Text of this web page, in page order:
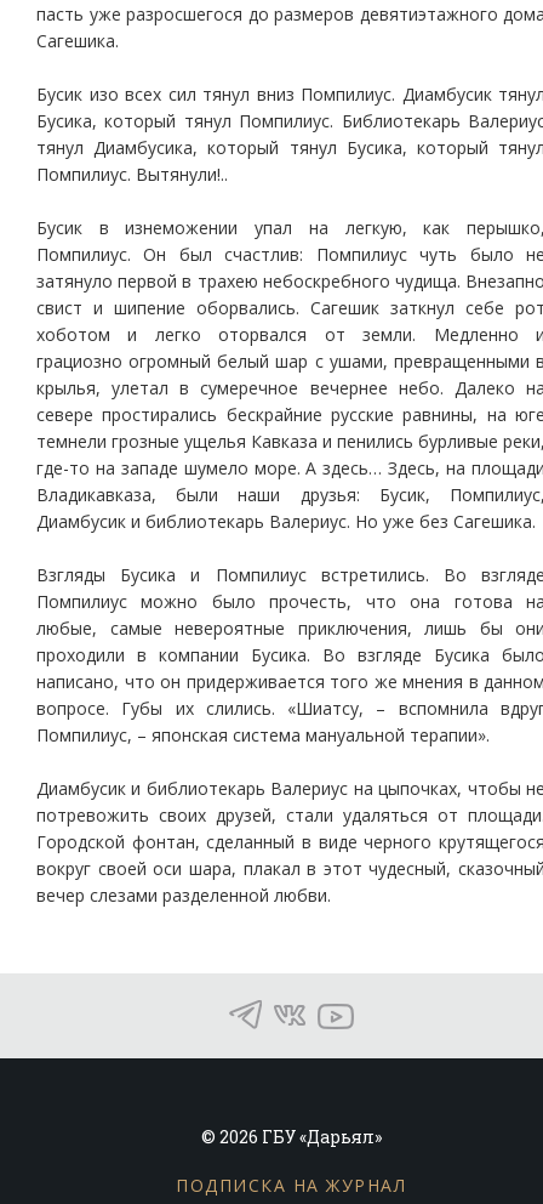
пасть уже разросшегося до размеров девятиэтажного
Сагешика.
Бусик изо всех сил тянул вниз Помпилиус. Диамбусик
Бусика, который тянул Помпилиус. Библиотекарь
тянул Диамбусика, который тянул Бусика, который
Помпилиус. Вытянули!..
Бусик в изнеможении упал на легкую, как
Помпилиус. Он был счастлив: Помпилиус чуть было
затянуло первой в трахею небоскребного чудища.
свист и шипение оборвались. Сагешик заткнул себе
хоботом и легко оторвался от земли. Медленно
грациозно огромный белый шар с ушами, превращенными
крылья, улетал в сумеречное вечернее небо. Далеко
севере простирались бескрайние русские равнины, на
темнели грозные ущелья Кавказа и пенились бурливые
где-то на западе шумело море. А здесь… Здесь, на
Владикавказа, были наши друзья: Бусик,
Диамбусик и библиотекарь Валериус. Но уже без Сагешика.
Взгляды Бусика и Помпилиус встретились. Во
Помпилиус можно было прочесть, что она готова
любые, самые невероятные приключения, лишь бы
проходили в компании Бусика. Во взгляде Бусика
написано, что он придерживается того же мнения в
вопросе. Губы их слились. «Шиатсу, – вспомнила
Помпилиус, – японская система мануальной терапии».
Диамбусик и библиотекарь Валериус на цыпочках, чтобы
потревожить своих друзей, стали удаляться от
Городской фонтан, сделанный в виде черного
вокруг своей оси шара, плакал в этот чудесный,
вечер слезами разделенной любви.
© 2026 ГБУ «Дарьял»
ПОДПИСКА НА ЖУРНАЛ